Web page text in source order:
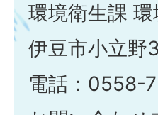
環境衛生課
伊豆市小立野
電話：0558-